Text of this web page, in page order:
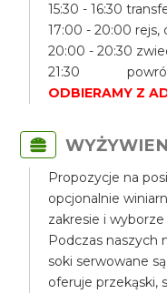
15:30 - 16:30
17:00 - 20:00 rejs,
20:00 - 20:30
21:30 powrót
ODBIERAMY Z
Propozycje na
opcjonalnie
zakresie i wyborze
Podczas naszych
soki serwowane
oferuje przekąski,